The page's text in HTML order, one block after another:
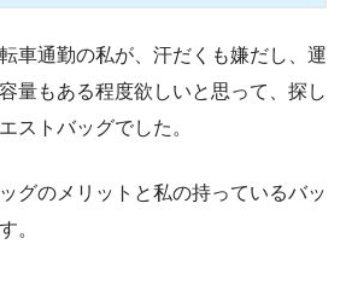
車通勤の私が、汗だくも嫌だし、運
量もある程度欲しいと思って、探し
ストバッグでした。
グのメリットと私の持っているバッ
。